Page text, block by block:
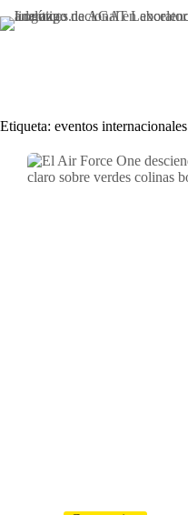
al
Etiqueta: eventos internacionales